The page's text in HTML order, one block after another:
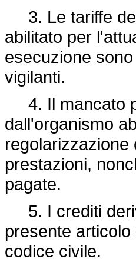
3. Le tariffe
abilitato per
esecuzione
vigilanti.
4. Il mancato
dall'organismo
regolarizzazione
prestazioni,
pagate.
5. I crediti
presente
codice civile.